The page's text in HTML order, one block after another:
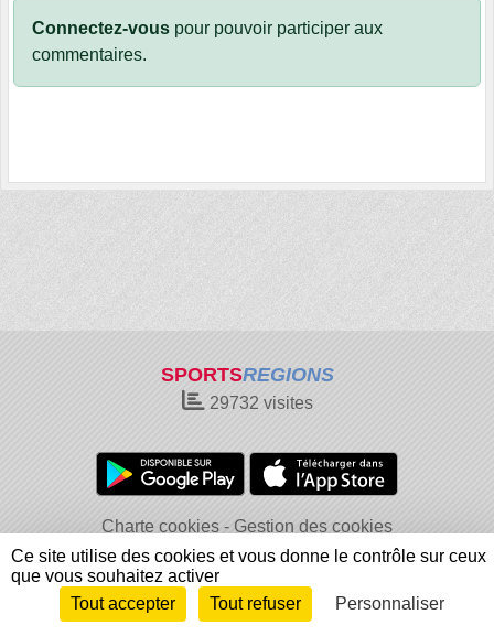
Connectez-vous pour pouvoir participer aux
commentaires.
SPORTSREGIONS
29732 visites
Charte cookies
Gestion des cookies
Informations légales
Signaler un contenu inapproprié
Envie de participer ? Connexion
Ce site utilise des cookies et vous donne le contrôle sur ceux
que vous souhaitez activer
Tout accepter
Tout refuser Personnaliser